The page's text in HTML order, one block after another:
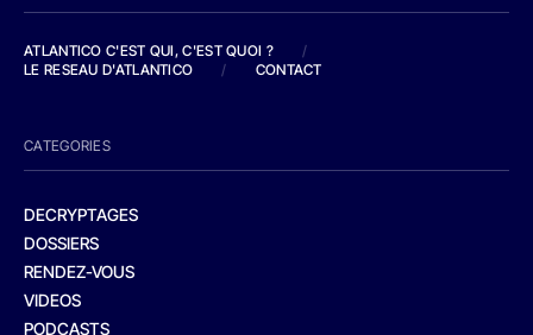
ATLANTICO C'EST QUI, C'EST QUOI ?
/
LE RESEAU D'ATLANTICO
/ CONTACT
CATEGORIES
DECRYPTAGES
DOSSIERS
RENDEZ-VOUS
VIDEOS
PODCASTS